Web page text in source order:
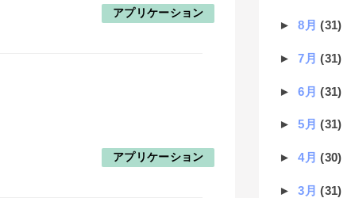
アプリケーション
アプリケーション
►8月(31)
►7月(31)
►6月(31)
►5月(31)
►4月(30)
►3月(31)